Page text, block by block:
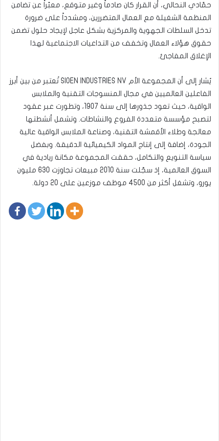
حمّادي النحالي، أن القرار كان صادماً وغير متوقع، معبّراً عن تضامن
المنظمة الشغيلة مع العمال المتضررين، ومشدداً على ضرورة
تدخل السلطات الجهوية والمركزية بشكل عاجل لإيجاد حلول تضمن
حقوق هؤلاء العمال وتخفف من التداعيات الاجتماعية لهذا
الإغلاق المفاجئ.
يُشار إلى أن المجموعة الأم SIOEN INDUSTRIES NV تُعتبر من بين أبرز
الفاعلين العالميين في مجال المنسوجات التقنية والملابس
الواقية، حيث تعود جذورها إلى سنة 1907، وتطورت عبر عقود
لتصبح مؤسسة متعددة الفروع والنشاطات. وتشمل أنشطتها
معالجة وطلاء الأقمشة التقنية، وصناعة الملابس الواقية عالية
الجودة، إضافة إلى إنتاج المواد الكيميائية الدقيقة. وبفضل
سياسة التنويع والتكامل، حققت المجموعة مكانة ريادية في
السوق العالمية، إذ سجّلت سنة 2010 مبيعات تجاوزت 630 مليون
يورو، وتشغل أكثر من 4500 موظف موزعين على 20 دولة.